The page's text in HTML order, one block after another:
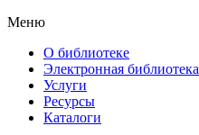
Меню
О библиотеке
Электронная библиотека
Услуги
Ресурсы
Каталоги